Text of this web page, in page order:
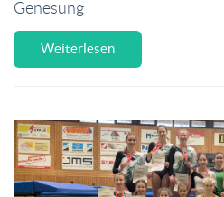
Genesung
Weiterlesen